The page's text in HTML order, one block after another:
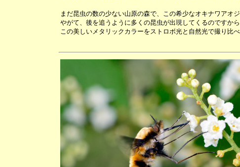
まだ昆虫の数の少ない山原の森で、この希少なオキナワアオ
やがて、後を追うように多くの昆虫が出現してくるのですから
この美しいメタリックカラーをストロボ光と自然光で撮り比べ